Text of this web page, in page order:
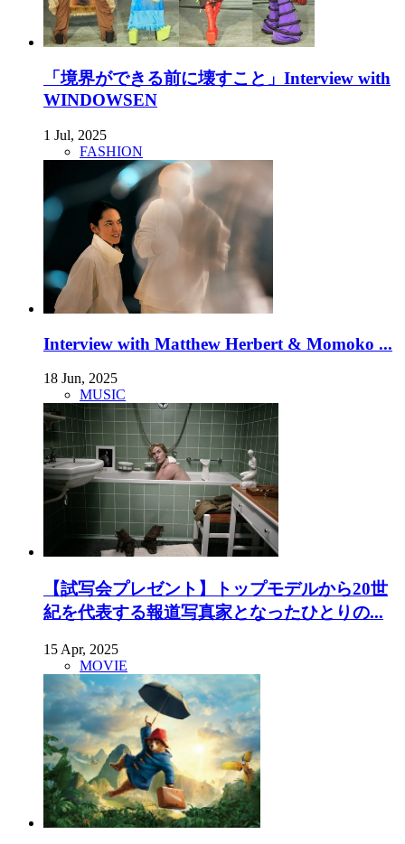
「境界ができる前に壊すこと」Interview with
WINDOWSEN
1 Jul, 2025
FASHION
Interview with Matthew Herbert & Momoko ...
18 Jun, 2025
MUSIC
【試写会プレゼント】トップモデルから20世
紀を代表する報道写真家となったひとりの...
15 Apr, 2025
MOVIE